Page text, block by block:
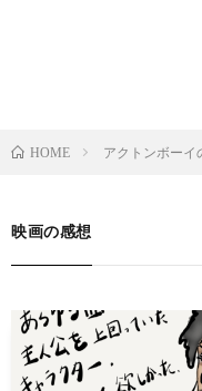
HOME アクトンボーイ
映画の感想